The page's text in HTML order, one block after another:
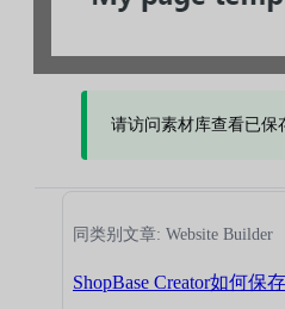
请访问素材库查看已保
同类别文章: Website Builder
ShopBase Creator如何保